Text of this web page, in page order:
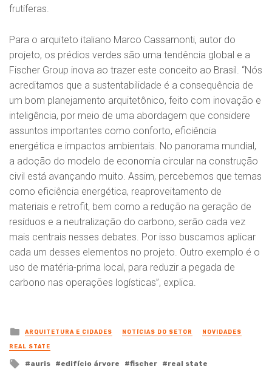
frutíferas.
Para o arquiteto italiano Marco Cassamonti, autor do
projeto, os prédios verdes são uma tendência global e a
Fischer Group inova ao trazer este conceito ao Brasil. “Nós
acreditamos que a sustentabilidade é a consequência de
um bom planejamento arquitetônico, feito com inovação e
inteligência, por meio de uma abordagem que considere
assuntos importantes como conforto, eficiência
energética e impactos ambientais. No panorama mundial,
a adoção do modelo de economia circular na construção
civil está avançando muito. Assim, percebemos que temas
como eficiência energética, reaproveitamento de
materiais e retrofit, bem como a redução na geração de
resíduos e a neutralização do carbono, serão cada vez
mais centrais nesses debates. Por isso buscamos aplicar
cada um desses elementos no projeto. Outro exemplo é o
uso de matéria-prima local, para reduzir a pegada de
carbono nas operações logísticas”, explica.
Posted
in
ARQUITETURA E CIDADES NOTÍCIAS DO SETOR NOVIDADES
REAL STATE
Tagged
auris edifício árvore fischer real state